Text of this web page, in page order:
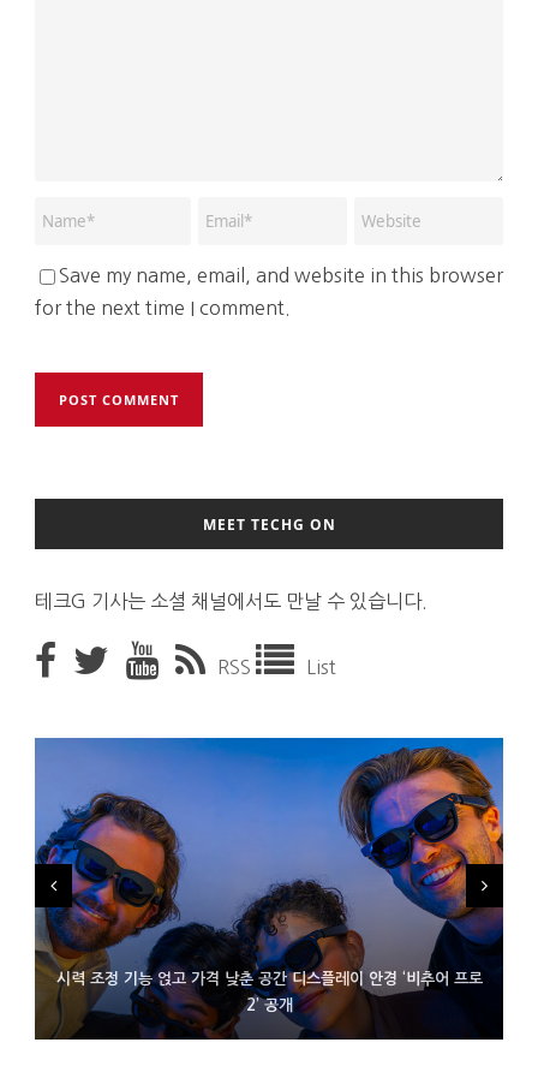
Save my name, email, and website in this browser
for the next time I comment.
MEET TECHG ON
테크G 기사는 소셜 채널에서도 만날 수 있습니다.
RSS List
시력 조정 기능 얹고 가격 낮춘 공간 디스플레이 안경 ‘비추어 프로
2’ 공개
D램 부족에 10억달러어치 아이폰18 프로세서 패키징 대기 중
300~400달러 반지형 스피커 준비하는 오픈AI